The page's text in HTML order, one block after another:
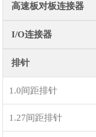
高速板对板连接器
I/O连接器
排针
1.0间距排针
1.27间距排针